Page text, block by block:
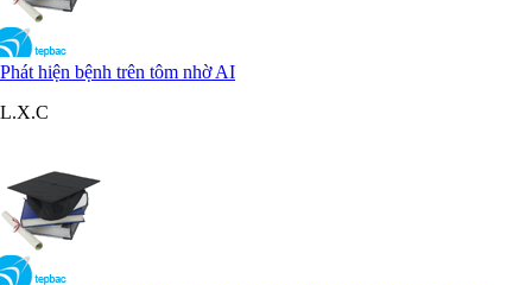
Phát hiện bệnh trên tôm nhờ AI
L.X.C